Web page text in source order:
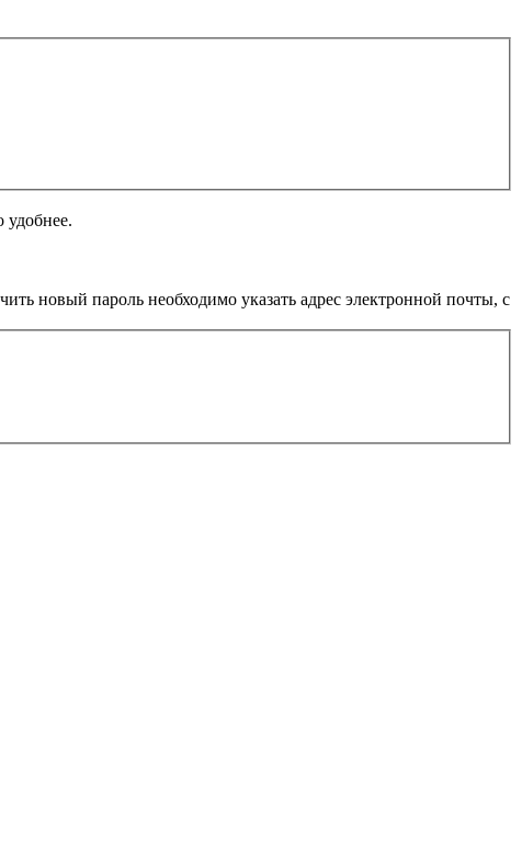
удобнее.
новый пароль необходимо указать адрес электронной почты, с